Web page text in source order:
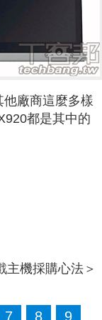
廠商這麼多樣
都是其中的
主機採購心法＞
7 8 9